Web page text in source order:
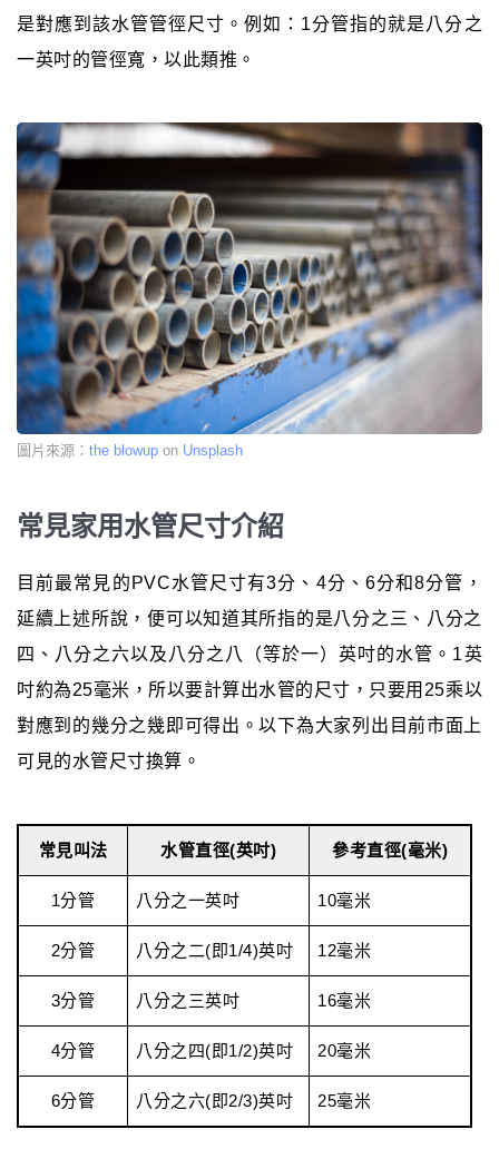
是對應到該水管管徑尺寸。例如：1分管指的就是八分之
一英吋的管徑寬，以此類推。
圖片來源： the blowup on Unsplash
常見家用水管尺寸介紹
目前最常見的PVC水管尺寸有3分、4分、6分和8分管，
延續上述所說，便可以知道其所指的是八分之三、八分之
四、八分之六以及八分之八（等於一）英吋的水管。1英
吋約為25毫米，所以要計算出水管的尺寸，只要用25乘以
對應到的幾分之幾即可得出。以下為大家列出目前市面上
可見的水管尺寸換算。
常見叫法 水管直徑(英吋) 參考直徑(毫米)
1分管 八分之一英吋 10毫米
2分管 八分之二(即1/4)英吋 12毫米
3分管 八分之三英吋 16毫米
4分管 八分之四(即1/2)英吋 20毫米
6分管 八分之六(即2/3)英吋 25毫米